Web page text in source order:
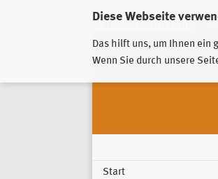
Diese Webseite
Das hilft uns, um Ihnen ein
Wenn Sie durch unsere
Start